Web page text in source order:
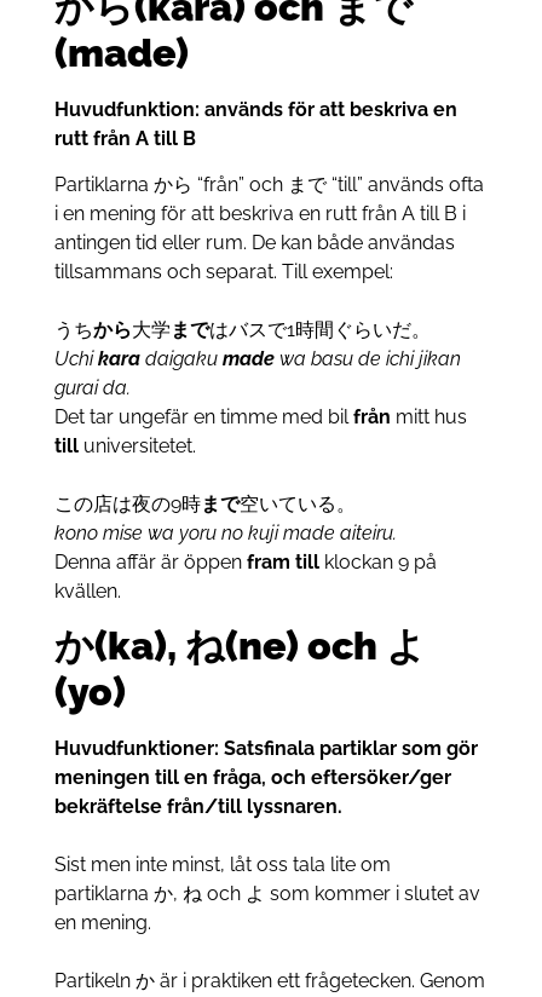
(made)
Huvudfunktion: används för att beskriva en
rutt från A till B
Partiklarna から “från” och まで “till” används ofta
i en mening för att beskriva en rutt från A till B i
antingen tid eller rum. De kan både användas
tillsammans och separat. Till exempel:
うちから大学 まではバスで1時間ぐらいだ。
Uchikaradaigaku madewa basu de ichi jikan
gurai da.
Det tar ungefär en timme med bilfrån mitt hus
tilluniversitetet.
この店は夜の9時まで空いている。
kono mise wa yoru no kuji made aiteiru.
Denna affär är öppen fram tillklockan 9 på
kvällen.
か(ka), ね(ne) och よ
(yo)
Huvudfunktioner: Satsfinala partiklar som gör
meningen till en fråga, och eftersöker/ger
bekräftelse från/till lyssnaren.
Sist men inte minst, låt oss tala lite om
partiklarna か, ね och よ som kommer i slutet av
en mening.
Partikeln か är i praktiken ett frågetecken. Genom